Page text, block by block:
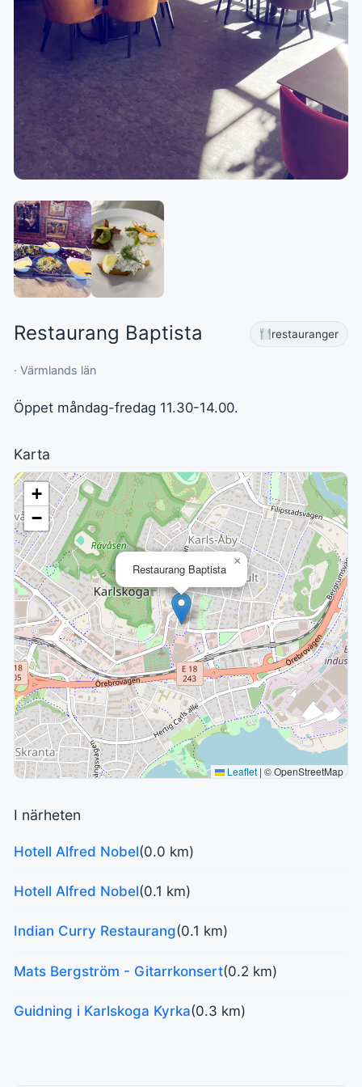
Restaurang Baptista restauranger
· Värmlands län
Öppet måndag-fredag 11.30-14.00.
Karta
Restaurang Baptista
×
+
−
Leaflet | © OpenStreetMap
I närheten
Hotell Alfred Nobel(0.0 km)
Hotell Alfred Nobel(0.1 km)
Indian Curry Restaurang(0.1 km)
Mats Bergström - Gitarrkonsert(0.2 km)
Guidning i Karlskoga Kyrka(0.3 km)